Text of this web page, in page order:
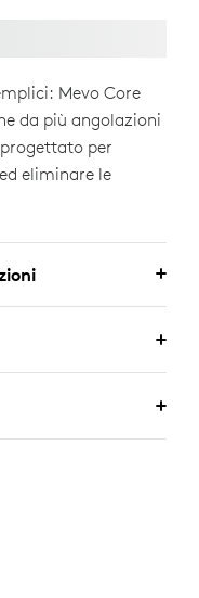
Mevo Core
da più angolazioni
per
eliminare le